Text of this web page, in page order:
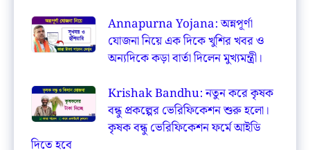
Annapurna Yojana: অন্নপূর্ণা
যোজনা নিয়ে এক দিকে খুশির খবর ও
অন্যদিকে কড়া বার্তা দিলেন মুখ্যমন্ত্রী।
Krishak Bandhu: নতুন করে কৃষক
বন্ধু প্রকল্পের ভেরিফিকেশন শুরু হলো।
কৃষক বন্ধু ভেরিফিকেশন ফর্মে আইডি
দিতে হবে